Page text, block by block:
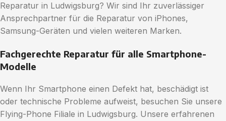
Reparatur in Ludwigsburg? Wir sind Ihr zuverlässiger
Ansprechpartner für die Reparatur von iPhones,
Samsung-Geräten und vielen weiteren Marken.
Fachgerechte Reparatur für alle Smartphone-
Modelle
Wenn Ihr Smartphone einen Defekt hat, beschädigt ist
oder technische Probleme aufweist, besuchen Sie unsere
Flying-Phone Filiale in Ludwigsburg. Unsere erfahrenen